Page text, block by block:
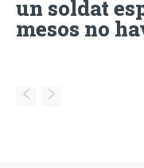
un soldat
mesos no